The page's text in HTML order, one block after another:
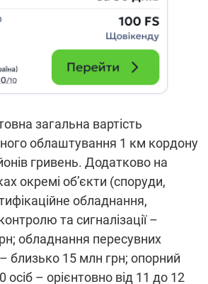
загальна вартість
облаштування 1 км кордону
гривень. Додатково на
окремі об’єкти (споруди,
обладнання,
та сигналізації –
обладнання пересувних
близько 15 млн грн; опорний
осіб – орієнтовно від 11 до 12